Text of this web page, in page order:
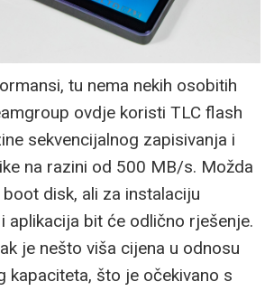
tu nema nekih osobitih
ovdje koristi TLC flash
sekvencijalnog zapisivanja i
na razini od 500 MB/s. Možda
disk, ali za instalaciju
aplikacija bit će odlično rješenje.
je nešto viša cijena u odnosu
kapaciteta, što je očekivano s